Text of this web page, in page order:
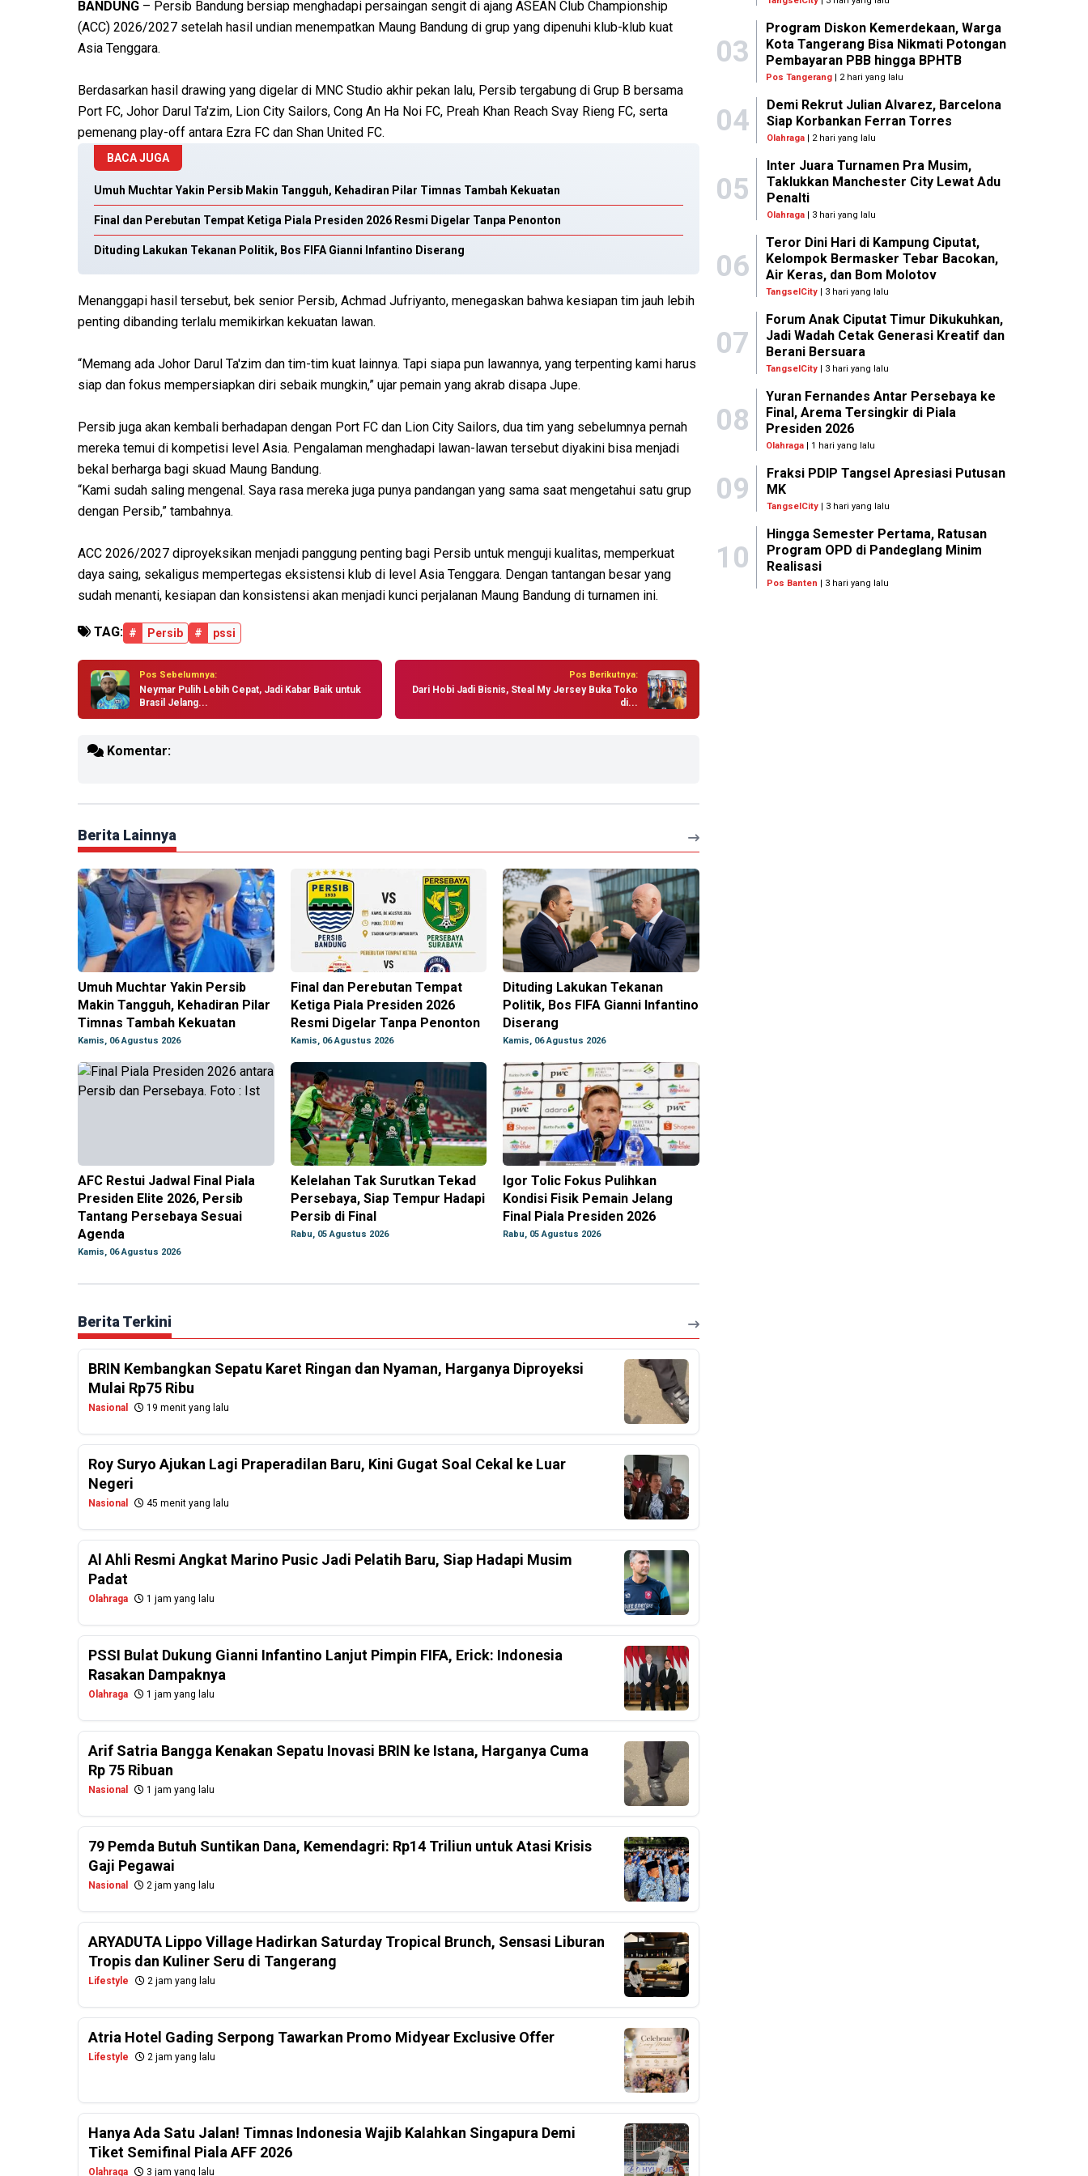
BANDUNG – Persib Bandung bersiap menghadapi persaingan sengit di ajang ASEAN Club Championship
(ACC) 2026/2027 setelah hasil undian menempatkan Maung Bandung di grup yang dipenuhi klub-klub kuat
Asia Tenggara.
Berdasarkan hasil drawing yang digelar di MNC Studio akhir pekan lalu, Persib tergabung di Grup B bersama
Port FC, Johor Darul Ta'zim, Lion City Sailors, Cong An Ha Noi FC, Preah Khan Reach Svay Rieng FC, serta
pemenang play-off antara Ezra FC dan Shan United FC.
BACA JUGA
Umuh Muchtar Yakin Persib Makin Tangguh, Kehadiran Pilar Timnas Tambah Kekuatan
Final dan Perebutan Tempat Ketiga Piala Presiden 2026 Resmi Digelar Tanpa Penonton
Dituding Lakukan Tekanan Politik, Bos FIFA Gianni Infantino Diserang
Menanggapi hasil tersebut, bek senior Persib, Achmad Jufriyanto, menegaskan bahwa kesiapan tim jauh lebih
penting dibanding terlalu memikirkan kekuatan lawan.
“Memang ada Johor Darul Ta'zim dan tim-tim kuat lainnya. Tapi siapa pun lawannya, yang terpenting kami harus
siap dan fokus mempersiapkan diri sebaik mungkin,” ujar pemain yang akrab disapa Jupe.
Persib juga akan kembali berhadapan dengan Port FC dan Lion City Sailors, dua tim yang sebelumnya pernah
mereka temui di kompetisi level Asia. Pengalaman menghadapi lawan-lawan tersebut diyakini bisa menjadi
bekal berharga bagi skuad Maung Bandung.
“Kami sudah saling mengenal. Saya rasa mereka juga punya pandangan yang sama saat mengetahui satu grup
dengan Persib,” tambahnya.
ACC 2026/2027 diproyeksikan menjadi panggung penting bagi Persib untuk menguji kualitas, memperkuat
daya saing, sekaligus mempertegas eksistensi klub di level Asia Tenggara. Dengan tantangan besar yang
sudah menanti, kesiapan dan konsistensi akan menjadi kunci perjalanan Maung Bandung di turnamen ini.
TAG: # Persib # pssi
Pos Sebelumnya:
Neymar Pulih Lebih Cepat, Jadi Kabar Baik untuk
Brasil Jelang...
Pos Berikutnya:
Dari Hobi Jadi Bisnis, Steal My Jersey Buka Toko
di...
Komentar:
Berita Lainnya
Umuh Muchtar Yakin Persib
Makin Tangguh, Kehadiran Pilar
Timnas Tambah Kekuatan
Kamis, 06 Agustus 2026
Final dan Perebutan Tempat
Ketiga Piala Presiden 2026
Resmi Digelar Tanpa Penonton
Kamis, 06 Agustus 2026
Dituding Lakukan Tekanan
Politik, Bos FIFA Gianni Infantino
Diserang
Kamis, 06 Agustus 2026
AFC Restui Jadwal Final Piala
Presiden Elite 2026, Persib
Tantang Persebaya Sesuai
Agenda
Kamis, 06 Agustus 2026
Kelelahan Tak Surutkan Tekad
Persebaya, Siap Tempur Hadapi
Persib di Final
Rabu, 05 Agustus 2026
Igor Tolic Fokus Pulihkan
Kondisi Fisik Pemain Jelang
Final Piala Presiden 2026
Rabu, 05 Agustus 2026
Berita Terkini
BRIN Kembangkan Sepatu Karet Ringan dan Nyaman, Harganya Diproyeksi
Mulai Rp75 Ribu
Nasional 19 menit yang lalu
Roy Suryo Ajukan Lagi Praperadilan Baru, Kini Gugat Soal Cekal ke Luar
Negeri
Nasional 45 menit yang lalu
Al Ahli Resmi Angkat Marino Pusic Jadi Pelatih Baru, Siap Hadapi Musim
Padat
Olahraga 1 jam yang lalu
PSSI Bulat Dukung Gianni Infantino Lanjut Pimpin FIFA, Erick: Indonesia
Rasakan Dampaknya
Olahraga 1 jam yang lalu
Arif Satria Bangga Kenakan Sepatu Inovasi BRIN ke Istana, Harganya Cuma
Rp 75 Ribuan
Nasional 1 jam yang lalu
79 Pemda Butuh Suntikan Dana, Kemendagri: Rp14 Triliun untuk Atasi Krisis
Gaji Pegawai
Nasional 2 jam yang lalu
ARYADUTA Lippo Village Hadirkan Saturday Tropical Brunch, Sensasi Liburan
Tropis dan Kuliner Seru di Tangerang
Lifestyle 2 jam yang lalu
Atria Hotel Gading Serpong Tawarkan Promo Midyear Exclusive Offer
Lifestyle 2 jam yang lalu
Hanya Ada Satu Jalan! Timnas Indonesia Wajib Kalahkan Singapura Demi
Tiket Semifinal Piala AFF 2026
Olahraga 3 jam yang lalu
03
Program Diskon Kemerdekaan, Warga
Kota Tangerang Bisa Nikmati Potongan
Pembayaran PBB hingga BPHTB
Pos Tangerang | 2 hari yang lalu
04
Demi Rekrut Julian Alvarez, Barcelona
Siap Korbankan Ferran Torres
Olahraga| 2 hari yang lalu
05
Inter Juara Turnamen Pra Musim,
Taklukkan Manchester City Lewat Adu
Penalti
Olahraga| 3 hari yang lalu
06
Teror Dini Hari di Kampung Ciputat,
Kelompok Bermasker Tebar Bacokan,
Air Keras, dan Bom Molotov
TangselCity | 3 hari yang lalu
07
Forum Anak Ciputat Timur Dikukuhkan,
Jadi Wadah Cetak Generasi Kreatif dan
Berani Bersuara
TangselCity | 3 hari yang lalu
08
Yuran Fernandes Antar Persebaya ke
Final, Arema Tersingkir di Piala
Presiden 2026
Olahraga | 1 hari yang lalu
09
Fraksi PDIP Tangsel Apresiasi Putusan
MK
TangselCity| 3 hari yang lalu
10
Hingga Semester Pertama, Ratusan
Program OPD di Pandeglang Minim
Realisasi
Pos Banten | 3 hari yang lalu